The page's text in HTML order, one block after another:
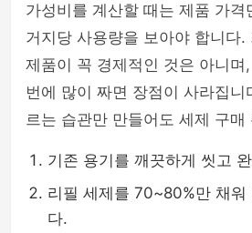
가성비를 계산할 때는 제품 가격
거지당 사용량을 보아야 합니다.
제품이 꼭 경제적인 것은 아니며
번에 많이 짜면 장점이 사라집니
르는 습관만 만들어도 세제 구매
기존 용기를 깨끗하게 씻고
리필 세제를 70~80%만 채워
다.